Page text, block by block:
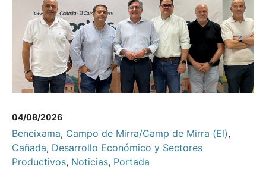
04/08/2026
Beneixama, Campo de Mirra/Camp de Mirra (El),
Cañada, Desarrollo Económico y Sectores
Productivos, Noticias, Portada